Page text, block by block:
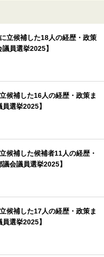
立候補した18人の経歴・政策
員選挙2025】
候補した16人の経歴・政策ま
選挙2025】
候補した候補者11人の経歴・
会議員選挙2025】
候補した17人の経歴・政策ま
選挙2025】